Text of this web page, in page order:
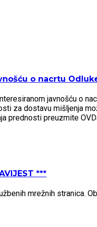
o nacrtu
javnošću o
za dostavu mišljenja
prednosti preuzmite
***
mrežnih stranica.